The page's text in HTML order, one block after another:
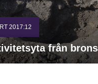
2017:12
från